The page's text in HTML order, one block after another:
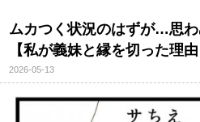
ムカつく状況のはずが…思
【私が義妹と縁を切った理由
2026-05-13